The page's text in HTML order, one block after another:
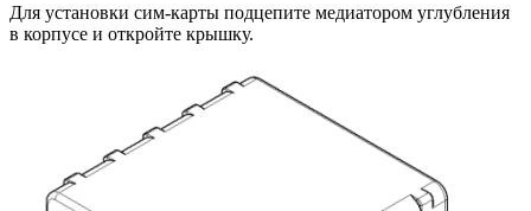
Для установки сим-карты подцепите медиатором углубления
в корпусе и откройте крышку.